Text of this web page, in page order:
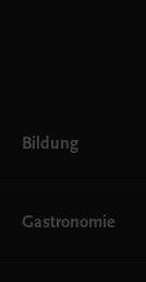
Bildung
AHS
Gastronomie